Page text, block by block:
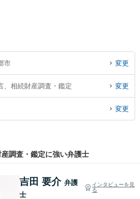
市 変更
、相続財産調査・鑑定 変更
変更
調査・鑑定に強い弁護士
吉田 要介 弁護
士
インタビューを見
る